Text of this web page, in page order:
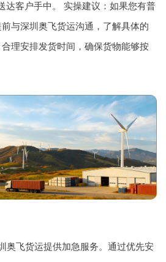
达客户手中。 实操建议：如果您有普
与深圳奥飞货运沟通，了解具体的
理安排发货时间，确保货物能够按
奥飞货运提供加急服务。通过优先安